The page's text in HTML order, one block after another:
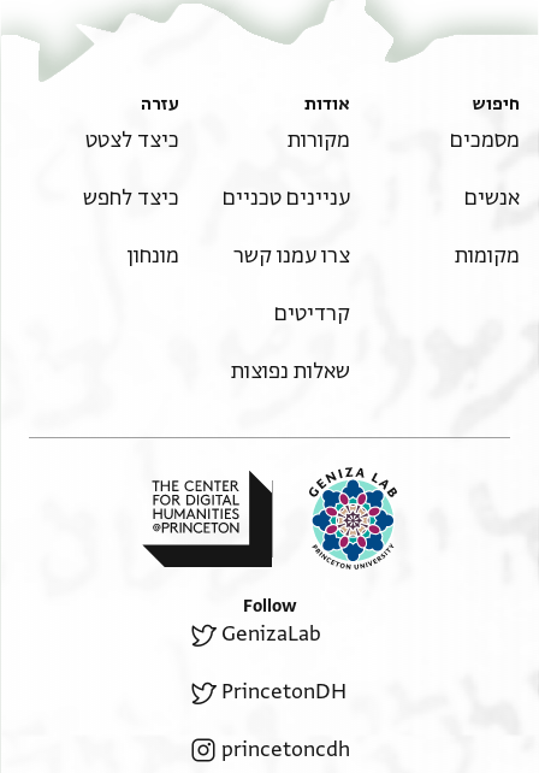
חיפוש
מסמכים
אנשים
מקומות
אודות
מקורות
עניינים טכניים
צרו עמנו קשר
קרדיטים
שאלות נפוצות
עזרה
כיצד לצטט
כיצד לחפש
מונחון
Follow
GenizaLab
PrincetonDH
princetoncdh